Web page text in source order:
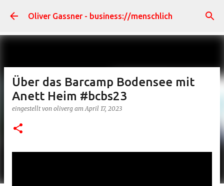
Direkt zum Hauptbereich
Oliver Gassner - business://menschlich
Über das Barcamp Bodensee mit
Anett Heim #bcbs23
eingestellt von oliverg amApril 17, 2023